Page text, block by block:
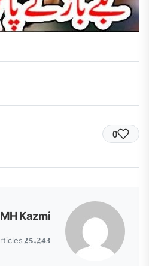
0
MH Kazmi
25,243 Articles